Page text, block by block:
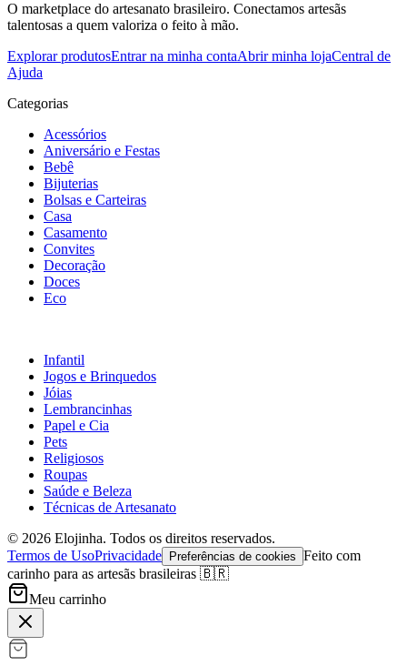
O marketplace do artesanato brasileiro. Conectamos artesãs
talentosas a quem valoriza o feito à mão.
Explorar produtosEntrar na minha contaAbrir minha lojaCentral de
Ajuda
Categorias
Acessórios
Aniversário e Festas
Bebê
Bijuterias
Bolsas e Carteiras
Casa
Casamento
Convites
Decoração
Doces
Eco
Infantil
Jogos e Brinquedos
Jóias
Lembrancinhas
Papel e Cia
Pets
Religiosos
Roupas
Saúde e Beleza
Técnicas de Artesanato
© 2026 Elojinha. Todos os direitos reservados.
Termos de UsoPrivacidade Preferências de cookies Feito com
carinho para as artesãs brasileiras 🇧🇷
Meu carrinho